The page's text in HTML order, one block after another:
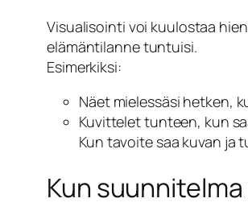
Visualisointi voi kuulostaa
elämäntilanne tuntuisi.
Esimerkiksi:
Näet mielessäsi hetken,
Kuvittelet tunteen, kun
Kun tavoite saa kuvan ja
Kun